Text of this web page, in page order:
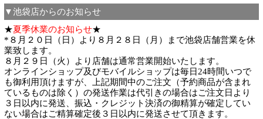
▼池袋店からのお知らせ
★夏季休業のお知らせ★
*８月２０日（日）より８月２８日（月）まで池袋店舗営業を休
業致します。
８月２９日（火）より店舗は通常営業開始いたします。
オンラインショップ及びモバイルショップは毎日24時間いつで
も御利用頂けますが、上記期間中のご注文（予約商品が含まれ
ているものは除く）の発送作業は代引きの場合はご注文日より
３日以内に発送、振込・クレジット決済の御精算が確定してい
ない場合はご精算確定後３日以内に発送させて頂きます。